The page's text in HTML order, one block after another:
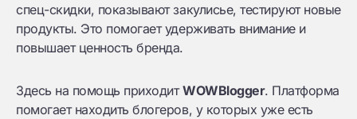
спец-скидки, показывают закулисье, тестируют новые
продукты. Это помогает удерживать внимание и
повышает ценность бренда.
Здесь на помощь приходитWOWBlogger. Платформа
помогает находить блогеров, у которых уже есть